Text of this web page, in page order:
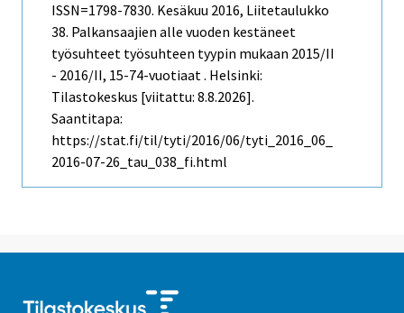
ISSN=1798-7830. Kesäkuu 2016, Liitetaulukko
38. Palkansaajien alle vuoden kestäneet
työsuhteet työsuhteen tyypin mukaan 2015/II
- 2016/II, 15-74-vuotiaat . Helsinki:
Tilastokeskus [viitattu: 8.8.2026].
Saantitapa:
https://stat.fi/til/tyti/2016/06/tyti_2016_06_
2016-07-26_tau_038_fi.html